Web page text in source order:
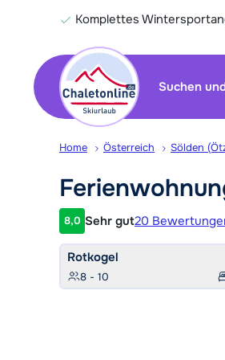
Komplettes
Suchen
Home Österreich Sölden
Kundenbewertung
8,0 Sehr gut20
Rotkogel
8 - 10